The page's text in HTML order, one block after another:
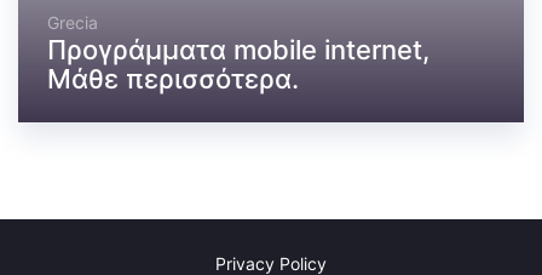
Grecia
Προγράμματα mobile internet,
Μάθε περισσότερα.
Privacy Policy